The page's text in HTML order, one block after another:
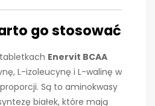
go stosować
Enervit BCAA
L-izoleucynę i L-walinę w
Są to aminokwasy
białek, które mają